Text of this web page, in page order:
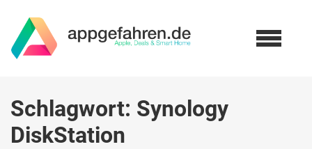
Schlagwort: Synology
DiskStation